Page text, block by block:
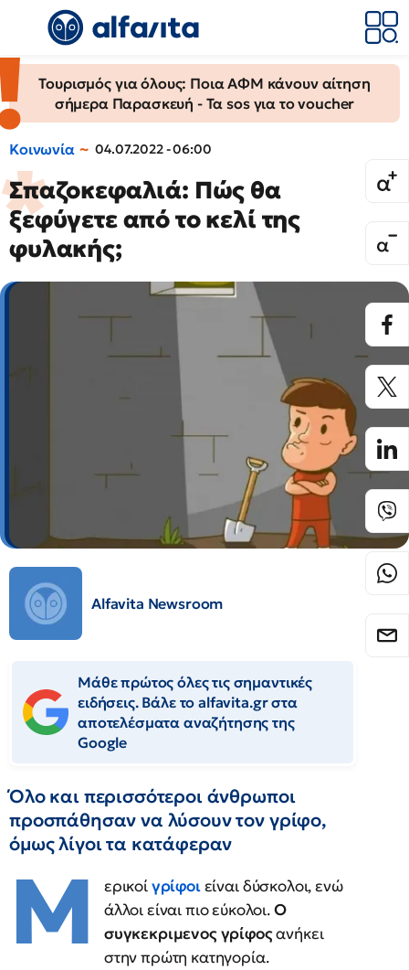
Τουρισμός για όλους: Ποια ΑΦΜ κάνουν αίτηση
σήμερα Παρασκευή - Τα sos για το voucher
Κοινωνία 04.07.2022 - 06:00
Σπαζοκεφαλιά: Πώς θα
ξεφύγετε από το κελί της
φυλακής;
Alfavita Newsroom
Μάθε πρώτος όλες τις σημαντικές
ειδήσεις. Βάλε το alfavita.gr στα
αποτελέσματα αναζήτησης της
Google
Όλο και περισσότεροι άνθρωποι
προσπάθησαν να λύσουν τον γρίφο,
όμως λίγοι τα κατάφεραν
Μ ερικοίγρίφοιείναι δύσκολοι, ενώ
άλλοι είναι πιο εύκολοι.Ο
συγκεκριμενος γρίφοςανήκει
στην πρώτη κατηγορία.